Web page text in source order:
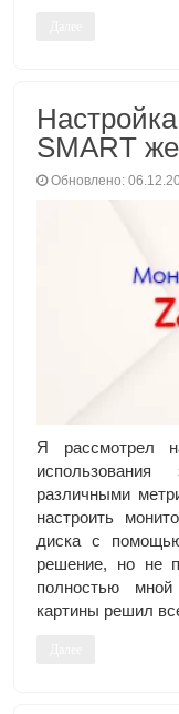
SMART
Обновлено:
Я рассмотрел
различными
настроить
диска с
решение, но не
полностью
картины решил